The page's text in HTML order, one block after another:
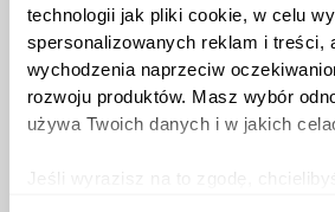
technologii jak pliki cookie, w celu
spersonalizowanych reklam i treści,
wychodzenia naprzeciw
rozwoju produktów. Masz wybór
używa Twoich danych i w jakich
Jeśli wyrazisz na to zgodę,
wyposażonych w
kamery. W efekcie
dronów często pokazują
łatwo identyfikowane i
mimo prób ukrycia się.